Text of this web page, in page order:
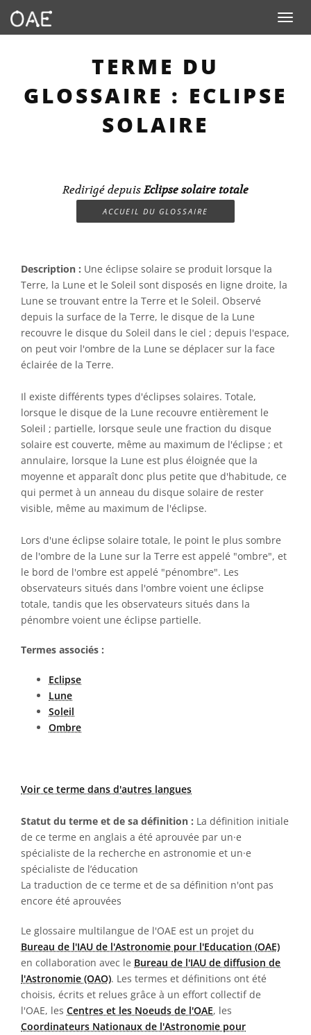
Toggle
TERME DU
GLOSSAIRE : ECLIPSE
SOLAIRE
Redirigé depuisEclipse solaire totale
ACCUEIL DU GLOSSAIRE
Description : Une éclipse solaire se produit lorsque la
Terre, la Lune et le Soleil sont disposés en ligne droite, la
Lune se trouvant entre la Terre et le Soleil. Observé
depuis la surface de la Terre, le disque de la Lune
recouvre le disque du Soleil dans le ciel ; depuis l'espace,
on peut voir l'ombre de la Lune se déplacer sur la face
éclairée de la Terre.
Il existe différents types d'éclipses solaires. Totale,
lorsque le disque de la Lune recouvre entièrement le
Soleil ; partielle, lorsque seule une fraction du disque
solaire est couverte, même au maximum de l'éclipse ; et
annulaire, lorsque la Lune est plus éloignée que la
moyenne et apparaît donc plus petite que d'habitude, ce
qui permet à un anneau du disque solaire de rester
visible, même au maximum de l'éclipse.
Lors d'une éclipse solaire totale, le point le plus sombre
de l'ombre de la Lune sur la Terre est appelé "ombre", et
le bord de l'ombre est appelé "pénombre". Les
observateurs situés dans l'ombre voient une éclipse
totale, tandis que les observateurs situés dans la
pénombre voient une éclipse partielle.
Termes associés :
Eclipse
Lune
Soleil
Ombre
Voir ce terme dans d'autres langues
Statut du terme et de sa définition : La définition initiale
de ce terme en anglais a été aprouvée par un·e
spécialiste de la recherche en astronomie et un·e
spécialiste de l’éducation
La traduction de ce terme et de sa définition n'ont pas
encore été aprouvées
Le glossaire multilangue de l'OAE est un projet du
Bureau de l'IAU de l'Astronomie pour l'Education (OAE)
en collaboration avec le Bureau de l'IAU de diffusion de
l'Astronomie (OAO). Les termes et définitions ont été
choisis, écrits et relues grâce à un effort collectif de
l'OAE, les Centres et les Noeuds de l'OAE, les
Coordinateurs Nationaux de l'Astronomie pour